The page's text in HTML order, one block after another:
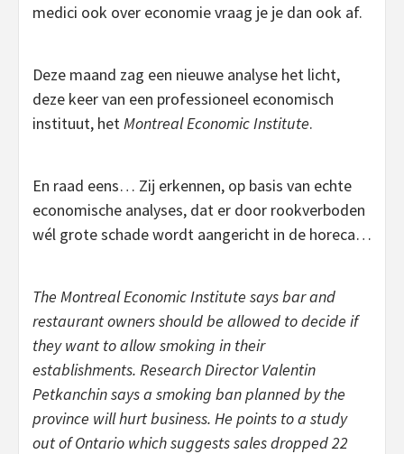
medici ook over economie vraag je je dan ook af.
Deze maand zag een nieuwe analyse het licht,
deze keer van een professioneel economisch
instituut, het Montreal Economic Institute.
En raad eens… Zij erkennen, op basis van echte
economische analyses, dat er door rookverboden
wél grote schade wordt aangericht in de horeca…
The Montreal Economic Institute says bar and
restaurant owners should be allowed to decide if
they want to allow smoking in their
establishments. Research Director Valentin
Petkanchin says a smoking ban planned by the
province will hurt business. He points to a study
out of Ontario which suggests sales dropped 22